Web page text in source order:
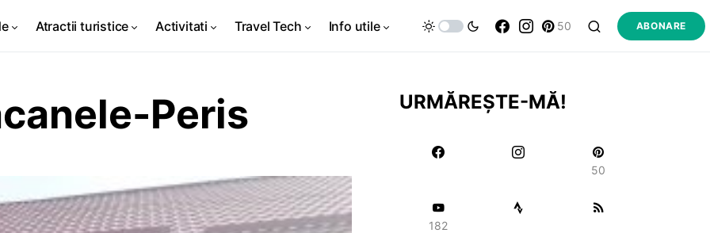
Atractii turistice Activitati Travel Tech Info utile 50 ABONARE
Peris URMĂREȘTE-MĂ!
50
182